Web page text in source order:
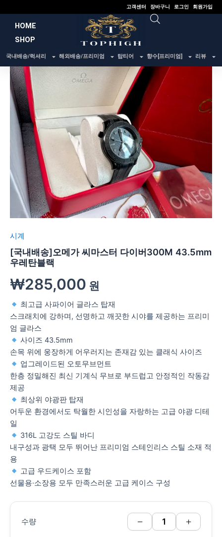
건
너
고객센터 장바구니 로그인 회원가입
HOME
SHOP
국내배송/럭셔리 해외배송/프리미엄 탑티어 향수[프리미엄] 리뷰
시계
[국내배송]오메가 씨마스터 다이버300M 43.5mm
우레탄블랙
₩285,000 원
최고급 사파이어 글라스 탑재
스크래치에 강하며, 선명하고 깨끗한 시야를 제공하는 프리미
엄 글라스
사이즈 43.5mm
손목 위에 웅장하게 어우러지는 존재감 있는 클래식 사이즈
업그레이드된 오토무브먼트
한층 정밀해진 최신 기계식 무브로 부드럽고 안정적인 작동감
제공
최상위 야광판 탑재
어두운 환경에서도 탁월한 시인성을 자랑하는 고급 야광 디테
일
316L 고강도 스틸 바디
내구성과 광택 모두 뛰어난 프리미엄 스테인리스 스틸 소재 적
용
고급 우드케이스 포함
선물용·소장용 모두 만족스러운 고급 케이스 구성
수량 − +